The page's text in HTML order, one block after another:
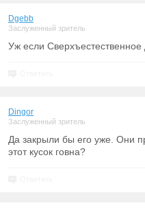
Dgebb
Заслуженный зритель
Уж если
Dingor
Заслуженный зритель
Да закрыли бы его уже. Они
этот кусок говна?